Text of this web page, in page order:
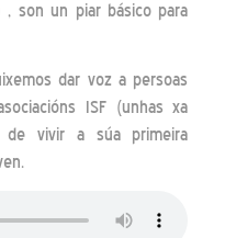
, son un piar básico para
dar voz a persoas
ISF (unhas xa
de vivir a súa primeira